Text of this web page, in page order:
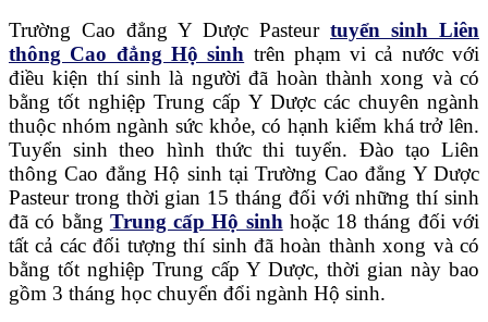
Trường Cao đẳng Y Dược Pasteur tuyển sinh Liên
thông Cao đẳng Hộ sinh trên phạm vi cả nước với
điều kiện thí sinh là người đã hoàn thành xong và có
bằng tốt nghiệp Trung cấp Y Dược các chuyên ngành
thuộc nhóm ngành sức khỏe, có hạnh kiểm khá trở lên.
Tuyển sinh theo hình thức thi tuyển. Đào tạo Liên
thông Cao đẳng Hộ sinh tại Trường Cao đẳng Y Dược
Pasteur trong thời gian 15 tháng đối với những thí sinh
đã có bằng Trung cấp Hộ sinhhoặc 18 tháng đối với
tất cả các đối tượng thí sinh đã hoàn thành xong và có
bằng tốt nghiệp Trung cấp Y Dược, thời gian này bao
gồm 3 tháng học chuyển đổi ngành Hộ sinh.